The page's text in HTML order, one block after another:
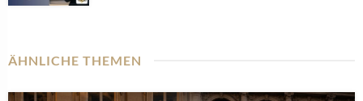
ÄHNLICHE THEMEN